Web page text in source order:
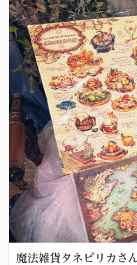
魔法雑貨タネピリカさ